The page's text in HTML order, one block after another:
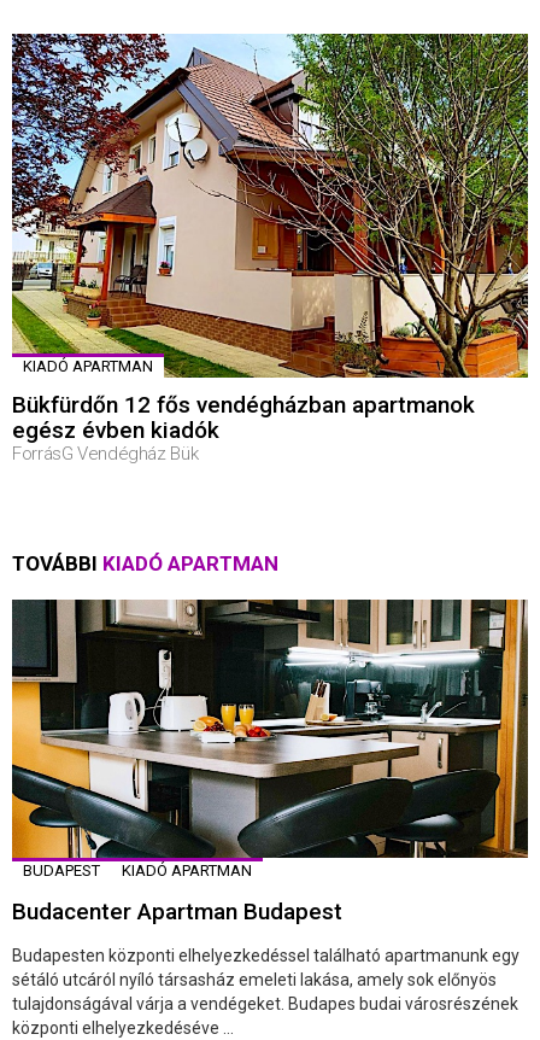
KIADÓ APARTMAN
Bükfürdőn 12 fős vendégházban apartmanok
egész évben kiadók
ForrásG Vendégház Bük
TOVÁBBI KIADÓ APARTMAN
BUDAPEST KIADÓ APARTMAN
Budacenter Apartman Budapest
Budapesten központi elhelyezkedéssel található apartmanunk egy
sétáló utcáról nyíló társasház emeleti lakása, amely sok előnyös
tulajdonságával várja a vendégeket. Budapes budai városrészének
központi elhelyezkedéséve ...